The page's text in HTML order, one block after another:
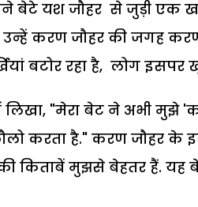
बेटे यश जौहर से जुड़ी एक
करण जौहर की जगह
बटोर रहा है, लोग इसपर
लिखा, "मेरा बेट ने अभी
करता है." करण जौहर के
किताबें मुझसे बेहतर हैं.